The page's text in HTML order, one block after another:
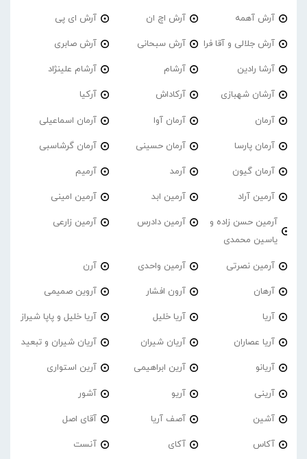
آرش آهمه آرش اچ ان آرش ای پی
آرش جلالی و آقا فرا آرش سبحانی آرش صابری
آرشا رادین آرشام آرشام علینژاد
آرشان شهبازی آرکاداش آرکیا
آرمان آرمان آوا آرمان اسماعیلی
آرمان پارسا آرمان حسینی آرمان گرشاسبی
آرمان گیون آرمد آرمیم
آرمین آراد آرمین ابد آرمین امینی
آرمین حسن زاده و
یاسین محمدی
آرمین دادرس آرمین زارعی
آرمین نصرتی آرمین واحدی آرن
آرهان آرون افشار آروین صمیمی
آریا آریا خلیل آریا خلیل و پاپا شیراز
آریا عصاران آریان شیران آریان شیران و تبعید
آریانو آرین ابراهیمی آرین استواری
آرینی آریو آشور
آشین آصف آریا آقای اصل
آکاس آکای آنست